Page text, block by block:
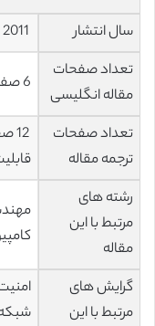
سال انتشار
تعداد صفحات
مقاله انگلیسی
6 صفحه با فرمت pdf
تعداد صفحات
ترجمه مقاله
رشته های
مرتبط با این
مقاله
گرایش های
مرتبط با این